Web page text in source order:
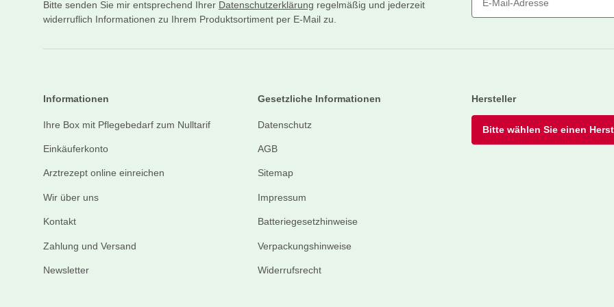
Bitte senden Sie mir entsprechend Ihrer Datenschutzerklärung regelmäßig und jederzeit
widerruflich Informationen zu Ihrem Produktsortiment per E-Mail zu.
Informationen
Ihre Box mit Pflegebedarf zum Nulltarif
Einkäuferkonto
Arztrezept online einreichen
Wir über uns
Kontakt
Zahlung und Versand
Newsletter
Gesetzliche Informationen
Datenschutz
AGB
Sitemap
Impressum
Batteriegesetzhinweise
Verpackungshinweise
Widerrufsrecht
Hersteller
Bitte wählen Sie einen